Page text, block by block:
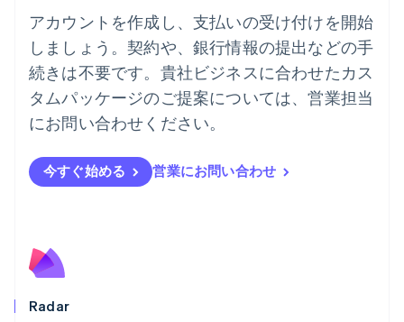
アカウントを作成し、支払いの受け付けを開始
しましょう。契約や、銀行情報の提出などの手
続きは不要です。貴社ビジネスに合わせたカス
タムパッケージのご提案については、営業担当
にお問い合わせください。
今すぐ始める 営業にお問い合わせ
Radar
ノルウェー
English
ハンガリー
English
フィンランド
English Svenska
ブラジル
フランス
FrançaisEnglish
Nederlands
ポーランド
ポルトガル